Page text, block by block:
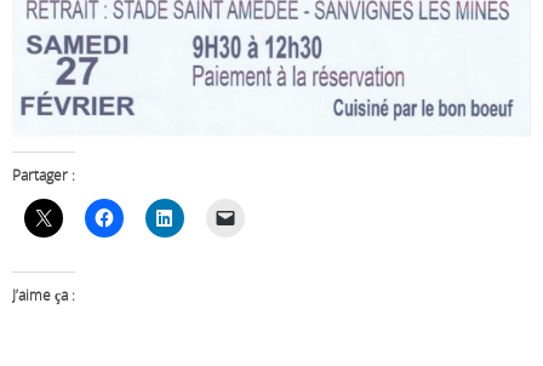
Partager :
J’aime ça :